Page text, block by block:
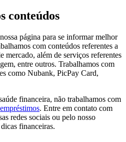
conteúdos
página para se informar melhor
com conteúdos referentes a
mercado, além de serviços referentes
entre outros. Trabalhamos com
como Nubank, PicPay Card,
financeira, não trabalhamos com
empréstimos. Entre em contato com
redes sociais ou pelo nosso
financeiras.